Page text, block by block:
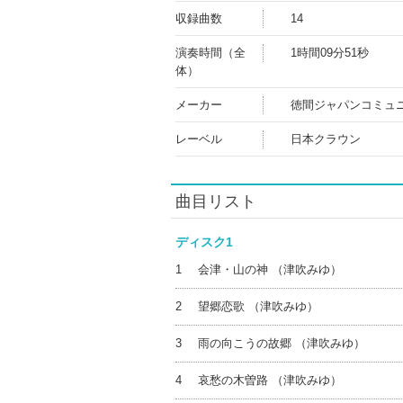
収録曲数 14
演奏時間（全
体）
1時間09分51秒
メーカー 徳間ジャパンコミュ
レーベル 日本クラウン
曲目リスト
ディスク1
1 会津・山の神 （津吹みゆ）
2 望郷恋歌 （津吹みゆ）
3 雨の向こうの故郷 （津吹みゆ）
4 哀愁の木曽路 （津吹みゆ）